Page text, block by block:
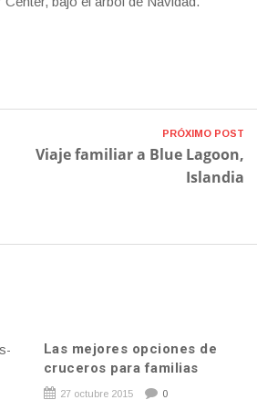
PRÓXIMO POST
Viaje familiar a Blue Lagoon,
Islandia
Las mejores opciones de
cruceros para familias
27 octubre 2015 0